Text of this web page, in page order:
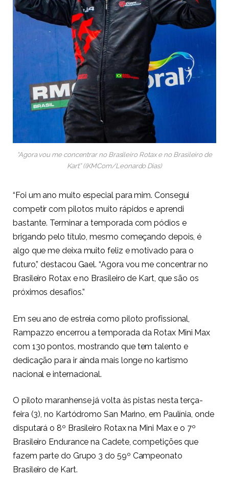
“Agora vou me concentrar no Brasileiro Rotax e no Brasileiro de
Kart” ((KMCom/Leonardo Dias)
“Foi um ano muito especial para mim. Consegui
competir com pilotos muito rápidos e aprendi
bastante. Terminar a temporada com pódios e
brigando pelo título, mesmo começando depois, é
algo que me deixa muito feliz e motivado para o
futuro,” destacou Gael. “Agora vou me concentrar no
Brasileiro Rotax e no Brasileiro de Kart, que são os
próximos desafios.”
Em seu ano de estreia como piloto profissional,
Rampazzo encerrou a temporada da Rotax Mini Max
com 130 pontos, mostrando que tem talento e
dedicação para ir ainda mais longe no kartismo
nacional e internacional.
O piloto maranhense já volta às pistas nesta terça-
feira (3), no Kartódromo San Marino, em Paulínia, onde
disputará o 8º Brasileiro Rotax na Mini Max e o 7º
Brasileiro Endurance na Cadete, competições que
fazem parte do Grupo 3 do 59º Campeonato
Brasileiro de Kart.